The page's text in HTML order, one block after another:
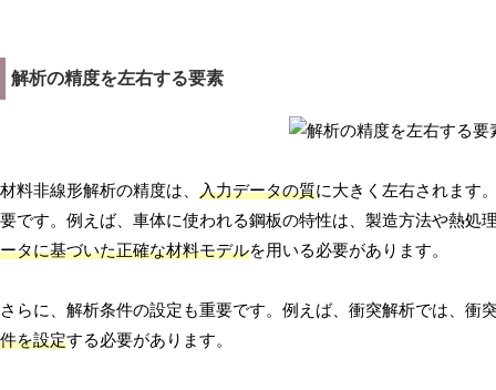
解析の精度を左右する要素
材料非線形解析の精度は、 入力データの質に大きく左右されます
要です。例えば、車体に使われる鋼板の特性は、製造方法や熱処
ータに基づいた正確な材料モデルを用いる必要があります。
さらに、解析条件の設定も重要です。例えば、衝突解析では、衝
件を設定する必要があります。